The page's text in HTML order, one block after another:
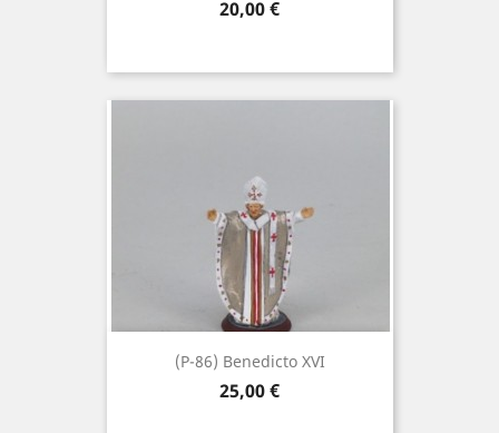
Precio
20,00 €
(P-86) Benedicto XVI
Precio
25,00 €